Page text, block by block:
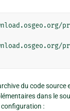
du code source
dans le
: